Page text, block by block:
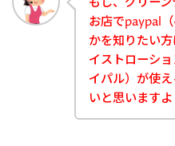
お店でpaypal
かを知りたい
イストローシ
イパル）が使
いと思います